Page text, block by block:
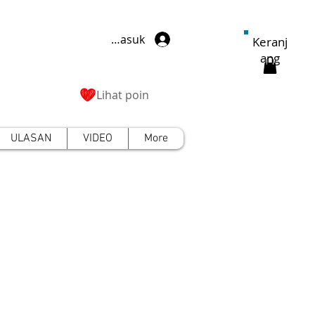
Masuk
Lihat poin
ULASAN VIDEO More
Keranj
ang